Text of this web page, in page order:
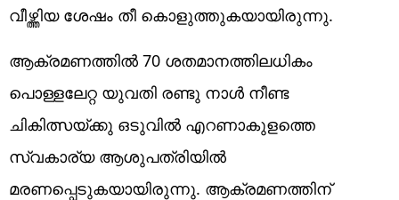
വീഴ്ത്തിയ ശേഷം തീ കൊളുത്തുകയായിരുന്നു.
ആക്രമണത്തിൽ 70 ശതമാനത്തിലധികം
പൊള്ളലേറ്റ യുവതി രണ്ടു നാൾ നീണ്ട
ചികിത്സയ്ക്കു ഒടുവിൽ എറണാകുളത്തെ
സ്വകാര്യ ആശുപത്രിയിൽ
മരണപ്പെടുകയായിരുന്നു. ആക്രമണത്തിന്